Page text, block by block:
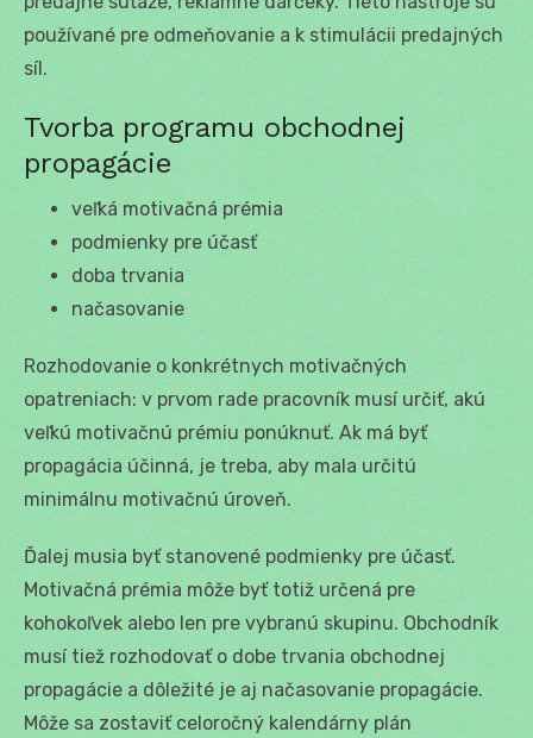
používané pre odmeňovanie a k stimulácii predajných
síl.
Tvorba programu obchodnej
propagácie
veľká motivačná prémia
podmienky pre účasť
doba trvania
načasovanie
Rozhodovanie o konkrétnych motivačných
opatreniach: v prvom rade pracovník musí určiť, akú
veľkú motivačnú prémiu ponúknuť. Ak má byť
propagácia účinná, je treba, aby mala určitú
minimálnu motivačnú úroveň.
Ďalej musia byť stanovené podmienky pre účasť.
Motivačná prémia môže byť totiž určená pre
kohokoľvek alebo len pre vybranú skupinu. Obchodník
musí tiež rozhodovať o dobe trvania obchodnej
propagácie a dôležité je aj načasovanie propagácie.
Môže sa zostaviť celoročný kalendárny plán